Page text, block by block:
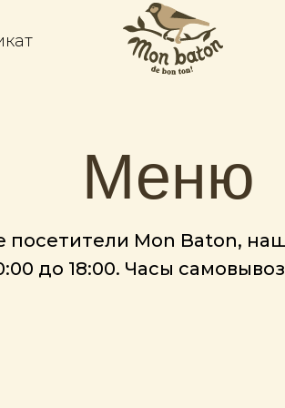
Меню
посетители Mon Baton,
до 18:00. Часы